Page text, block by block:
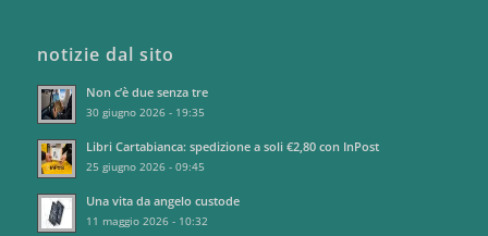
notizie dal sito
Non c’è due senza tre
30 giugno 2026 - 19:35
Libri Cartabianca: spedizione a soli €2,80 con InPost
25 giugno 2026 - 09:45
Una vita da angelo custode
11 maggio 2026 - 10:32